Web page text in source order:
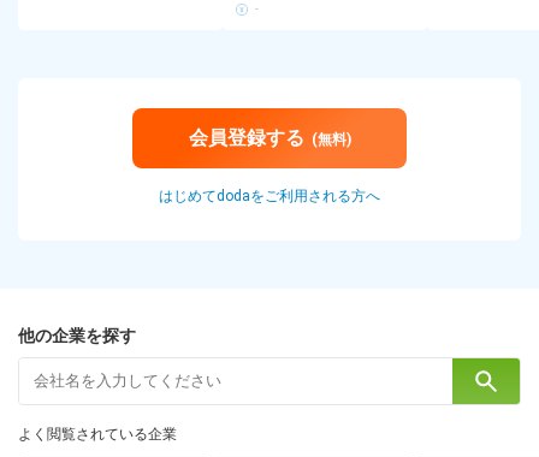
-
会員登録する (無料)
はじめてdodaをご利用される方へ
他の企業を探す
よく閲覧されている企業